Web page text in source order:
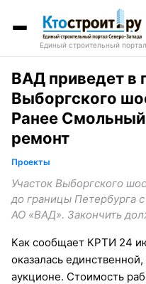
Единый строительный
ВАД приведет в
Выборгского
Ранее Смольный
ремонт
Проекты
Участок Выборгского
до границы Петербурга
АО «ВАД». Закончить
Как сообщает КРТИ 24
оказалась
аукционе. Стоимость